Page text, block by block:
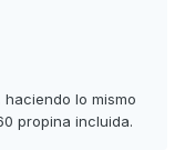
lo mismo
propina incluida.